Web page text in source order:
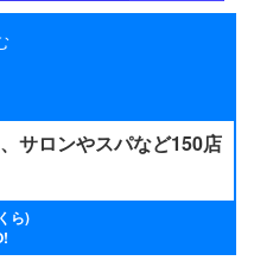
サロンやスパなど150店
ら)